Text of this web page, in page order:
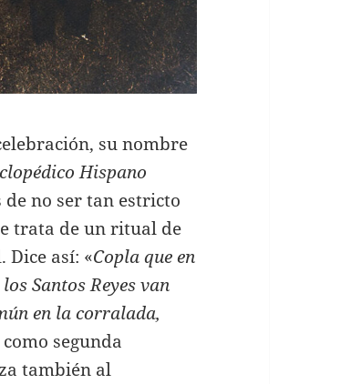
su nombre
Hispano
no ser tan estricto
trata de un ritual de
así: «Copla que en
Santos Reyes van
en la corralada,
segunda
también al